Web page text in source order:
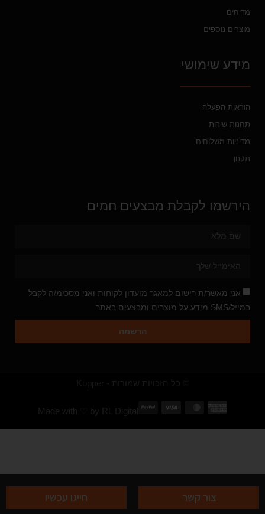
מדיחים
מוצרים נוספים
מידע שימושי
הוראות הפעלה
תחנות שירות
מדיניות משלוחים
תקנון
הירשמו לקבלת מבצעים חמים
אני מאשר/ת רישום למאגר מועדון לקוחות ואני מסכימ/ה לקבל
במייל/SMS מידע על מוצרים ומבצעים באתר
הרשמה
© כל הזכויות שמורות - Kupper
Made with ♡ by RL Digital
צור קשר חייגו עכשיו